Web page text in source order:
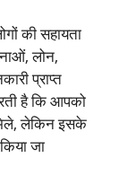
की सहायता
लोन,
प्राप्त
है कि आपको
लेकिन इसके
जा